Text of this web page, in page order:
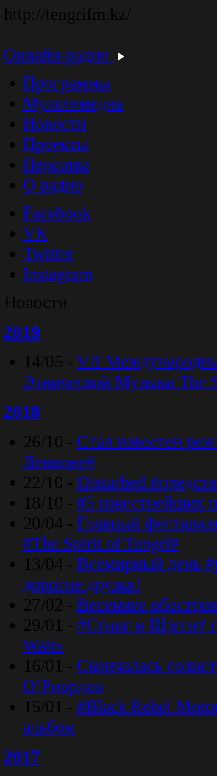
http://tengrifm.kz/
Онлайн-радио
Программы
Мультимедиа
Новости
Проекты
Персоны
О радио
Facebook
VK
Twitter
Instagram
Новости
2019
14/05 - VII
Этнической Музыки The
2018
26/10 - Стал известен
Ленноне#
22/10 - Disturbed
18/10 - #5 известнейших
20/04 - Главный
#The Spirit of Tengri#
13/04 - Всемирный день
дорогие друзья!
27/02 - Весеннее
29/01 - #Стинг и Шэгги#
Wait»
16/01 - Скончалась
O’Риордан
15/01 - #Black Rebel
альбом
2017